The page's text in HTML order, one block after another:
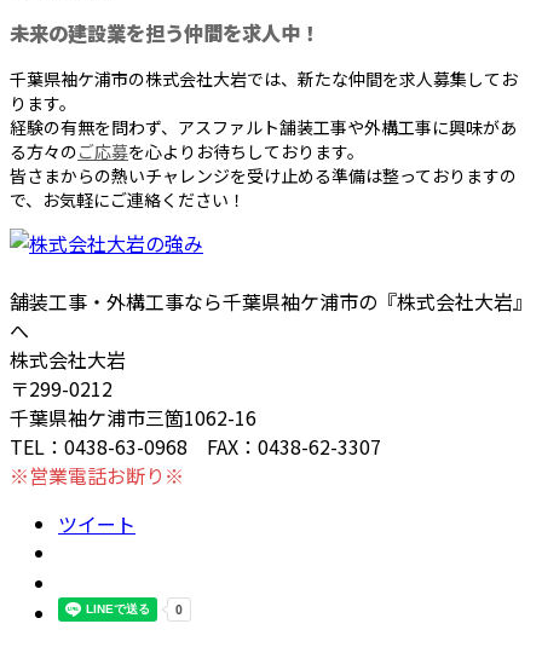
未来の建設業を担う仲間を求人中！
千葉県袖ケ浦市の株式会社大岩では、新たな仲間を求人募集してお
ります。
経験の有無を問わず、アスファルト舗装工事や外構工事に興味があ
る方々のご応募を心よりお待ちしております。
皆さまからの熱いチャレンジを受け止める準備は整っておりますの
で、お気軽にご連絡ください！
舗装工事・外構工事なら千葉県袖ケ浦市の『株式会社大岩』
へ
株式会社大岩
〒299-0212
千葉県袖ケ浦市三箇1062-16
TEL：0438-63-0968 FAX：0438-62-3307
※営業電話お断り※
ツイート